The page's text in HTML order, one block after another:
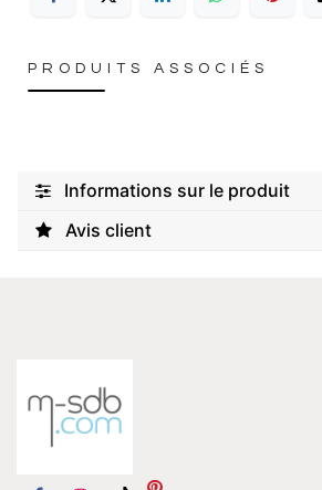
PRODUITS ASSOCIÉS
Informations sur le produit
Avis client